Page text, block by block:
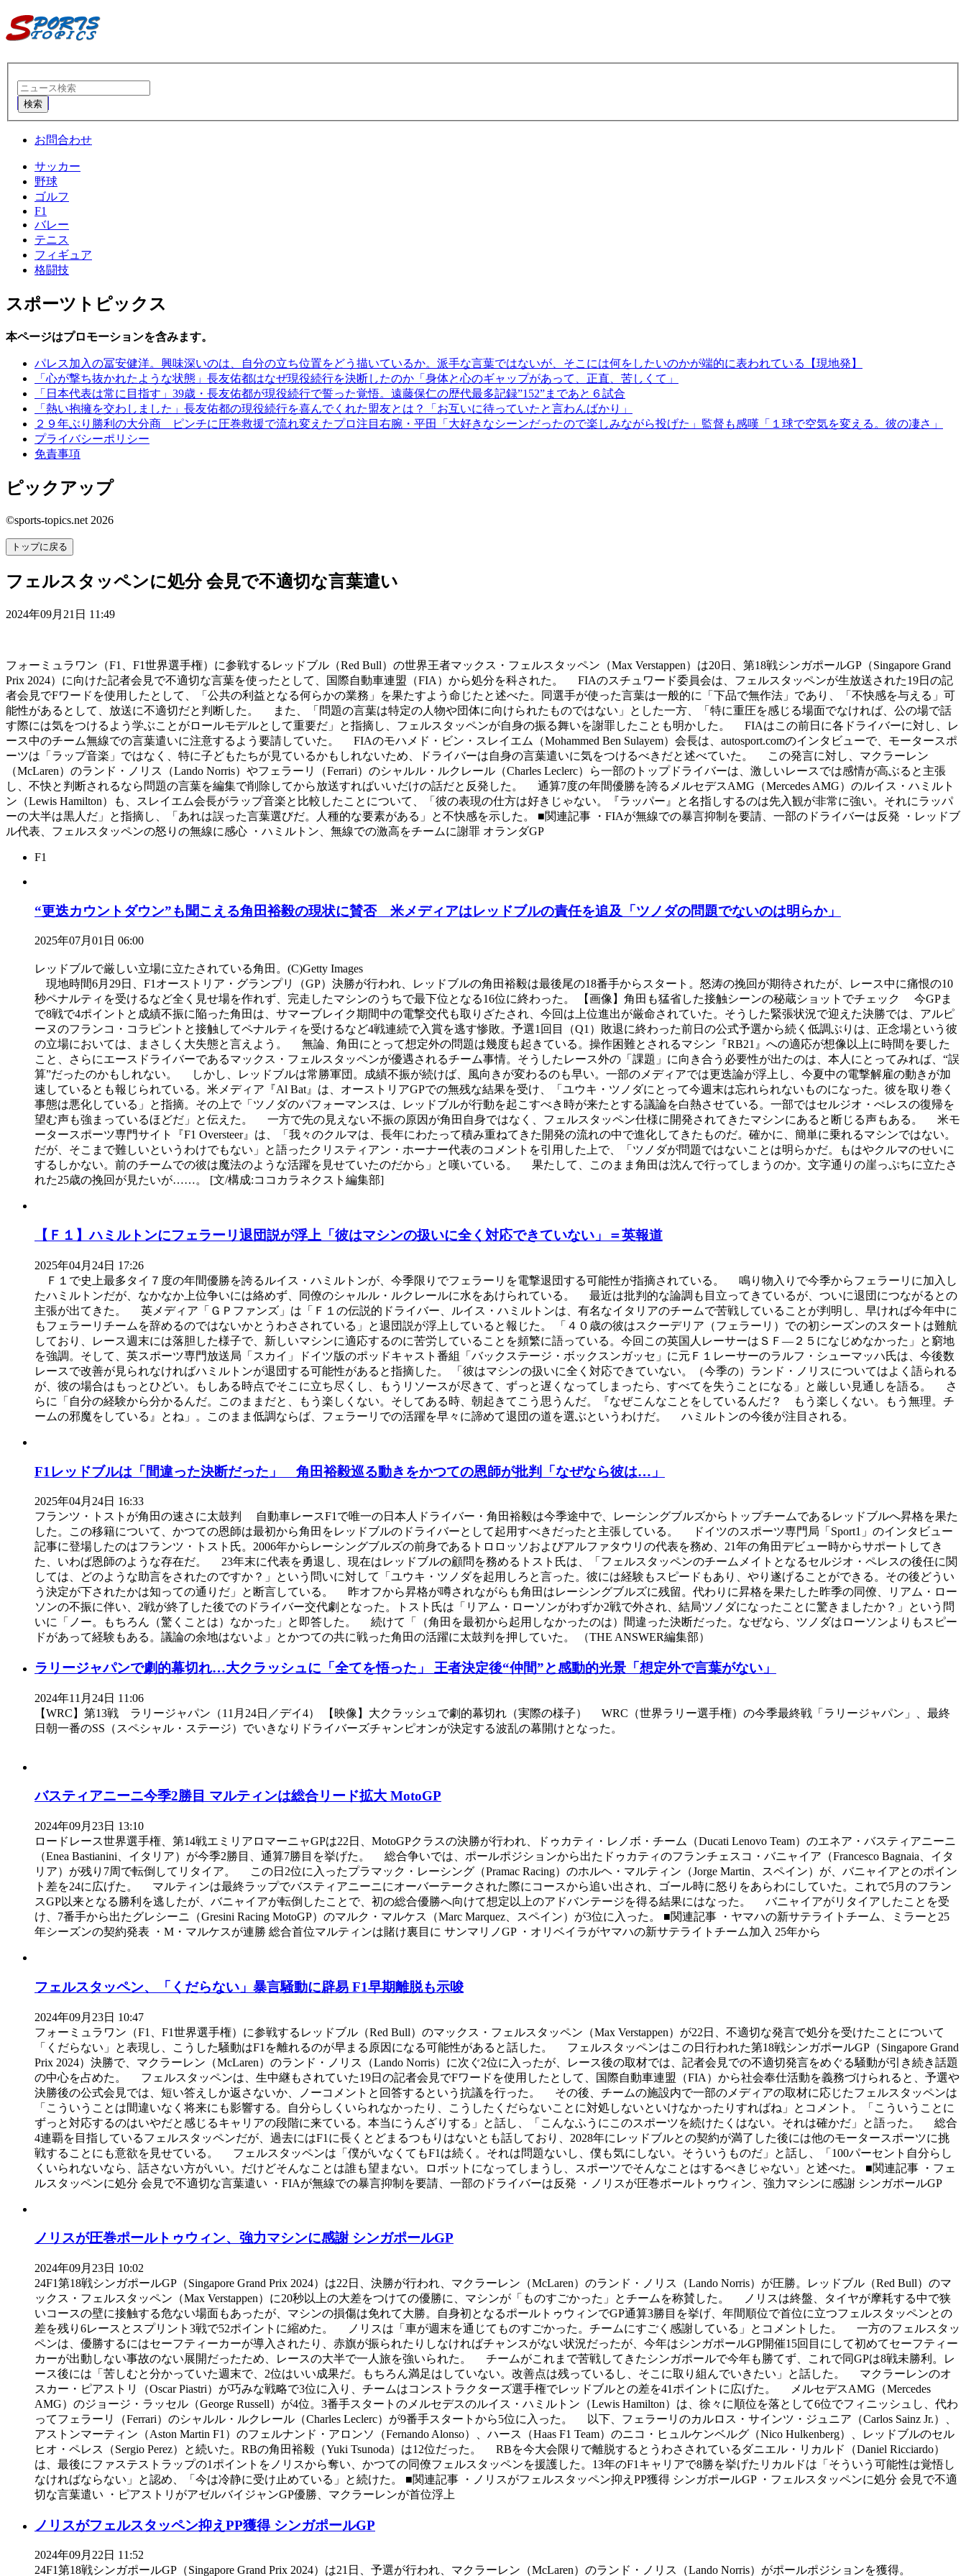
検索
お問合わせ
サッカー
野球
ゴルフ
F1
バレー
テニス
フィギュア
格闘技
スポーツトピックス
本ページはプロモーションを含みます。
パレス加入の冨安健洋。興味深いのは、自分の立ち位置をどう描いているか。派手な言葉ではないが、そこには何をしたいのかが端的に表われている【現地発】
「心が撃ち抜かれたような状態」長友佑都はなぜ現役続行を決断したのか「身体と心のギャップがあって、正直、苦しくて」
「日本代表は常に目指す」39歳・長友佑都が現役続行で誓った覚悟。遠藤保仁の歴代最多記録”152”まであと６試合
「熱い抱擁を交わしました」長友佑都の現役続行を喜んでくれた盟友とは？「お互いに待っていたと言わんばかり」
２９年ぶり勝利の大分商 ピンチに圧巻救援で流れ変えたプロ注目右腕・平田「大好きなシーンだったので楽しみながら投げた」監督も感嘆「１球で空気を変える。彼の凄さ」
プライバシーポリシー
免責事項
ピックアップ
©sports-topics.net 2026
トップに戻る
フェルスタッペンに処分 会見で不適切な言葉遣い
2024年09月21日 11:49
フォーミュラワン（F1、F1世界選手権）に参戦するレッドブル（Red Bull）の世界王者マックス・フェルスタッペン（Max Verstappen）は20日、第18戦シンガポールGP（Singapore Grand
Prix 2024）に向けた記者会見で不適切な言葉を使ったとして、国際自動車連盟（FIA）から処分を科された。 FIAのスチュワード委員会は、フェルスタッペンが生放送された19日の記
者会見でFワードを使用したとして、「公共の利益となる何らかの業務」を果たすよう命じたと述べた。同選手が使った言葉は一般的に「下品で無作法」であり、「不快感を与える」可
能性があるとして、放送に不適切だと判断した。 また、「問題の言葉は特定の人物や団体に向けられたものではない」とした一方、「特に重圧を感じる場面でなければ、公の場で話
す際には気をつけるよう学ぶことがロールモデルとして重要だ」と指摘し、フェルスタッペンが自身の振る舞いを謝罪したことも明かした。 FIAはこの前日に各ドライバーに対し、レ
ース中のチーム無線での言葉遣いに注意するよう要請していた。 FIAのモハメド・ビン・スレイエム（Mohammed Ben Sulayem）会長は、autosport.comのインタビューで、モータースポ
ーツは「ラップ音楽」ではなく、特に子どもたちが見ているかもしれないため、ドライバーは自身の言葉遣いに気をつけるべきだと述べていた。 この発言に対し、マクラーレン
（McLaren）のランド・ノリス（Lando Norris）やフェラーリ（Ferrari）のシャルル・ルクレール（Charles Leclerc）ら一部のトップドライバーは、激しいレースでは感情が高ぶると主張
し、不快と判断されるなら問題の言葉を編集で削除してから放送すればいいだけの話だと反発した。 通算7度の年間優勝を誇るメルセデスAMG（Mercedes AMG）のルイス・ハミルト
ン（Lewis Hamilton）も、スレイエム会長がラップ音楽と比較したことについて、「彼の表現の仕方は好きじゃない。『ラッパー』と名指しするのは先入観が非常に強い。それにラッパ
ーの大半は黒人だ」と指摘し、「あれは誤った言葉選びだ。人種的な要素がある」と不快感を示した。 ■関連記事 ・FIAが無線での暴言抑制を要請、一部のドライバーは反発 ・レッドブ
ル代表、フェルスタッペンの怒りの無線に感心 ・ハミルトン、無線での激高をチームに謝罪 オランダGP
F1
“更迭カウントダウン”も聞こえる角田裕毅の現状に賛否 米メディアはレッドブルの責任を追及「ツノダの問題でないのは明らか」
2025年07月01日 06:00
レッドブルで厳しい立場に立たされている角田。(C)Getty Images
現地時間6月29日、F1オーストリア・グランプリ（GP）決勝が行われ、レッドブルの角田裕毅は最後尾の18番手からスタート。怒涛の挽回が期待されたが、レース中に痛恨の10
秒ペナルティを受けるなど全く見せ場を作れず、完走したマシンのうちで最下位となる16位に終わった。 【画像】角田も猛省した接触シーンの秘蔵ショットでチェック 今GPま
で8戦で4ポイントと成績不振に陥った角田は、サマーブレイク期間中の電撃交代も取りざたされ、今回は上位進出が厳命されていた。そうした緊張状況で迎えた決勝では、アルピ
ーヌのフランコ・コラピントと接触してペナルティを受けるなど4戦連続で入賞を逃す惨敗。予選1回目（Q1）敗退に終わった前日の公式予選から続く低調ぶりは、正念場という彼
の立場においては、まさしく大失態と言えよう。 無論、角田にとって想定外の問題は幾度も起きている。操作困難とされるマシン『RB21』への適応が想像以上に時間を要した
こと、さらにエースドライバーであるマックス・フェルスタッペンが優遇されるチーム事情。そうしたレース外の「課題」に向き合う必要性が出たのは、本人にとってみれば、“誤
算”だったのかもしれない。 しかし、レッドブルは常勝軍団。成績不振が続けば、風向きが変わるのも早い。一部のメディアでは更迭論が浮上し、今夏中の電撃解雇の動きが加
速しているとも報じられている。米メディア『Al Bat』は、オーストリアGPでの無残な結果を受け、「ユウキ・ツノダにとって今週末は忘れられないものになった。彼を取り巻く
事態は悪化している」と指摘。その上で「ツノダのパフォーマンスは、レッドブルが行動を起こすべき時が来たとする議論を白熱させている。一部ではセルジオ・ぺレスの復帰を
望む声も強まっているほどだ」と伝えた。 一方で先の見えない不振の原因が角田自身ではなく、フェルスタッペン仕様に開発されてきたマシンにあると断じる声もある。 米モ
ータースポーツ専門サイト『F1 Oversteer』は、「我々のクルマは、長年にわたって積み重ねてきた開発の流れの中で進化してきたものだ。確かに、簡単に乗れるマシンではない。
だが、そこまで難しいというわけでもない」と語ったクリスティアン・ホーナー代表のコメントを引用した上で、「ツノダが問題ではないことは明らかだ。もはやクルマのせいに
するしかない。前のチームでの彼は魔法のような活躍を見せていたのだから」と嘆いている。 果たして、このまま角田は沈んで行ってしまうのか。文字通りの崖っぷちに立たさ
れた25歳の挽回が見たいが……。 [文/構成:ココカラネクスト編集部]
【Ｆ１】ハミルトンにフェラーリ退団説が浮上「彼はマシンの扱いに全く対応できていない」＝英報道
2025年04月24日 17:26
Ｆ１で史上最多タイ７度の年間優勝を誇るルイス・ハミルトンが、今季限りでフェラーリを電撃退団する可能性が指摘されている。 鳴り物入りで今季からフェラーリに加入し
たハミルトンだが、なかなか上位争いには絡めず、同僚のシャルル・ルクレールに水をあけられている。 最近は批判的な論調も目立ってきているが、ついに退団につながるとの
主張が出てきた。 英メディア「ＧＰファンズ」は「Ｆ１の伝説的ドライバー、ルイス・ハミルトンは、有名なイタリアのチームで苦戦していることが判明し、早ければ今年中に
もフェラーリチームを辞めるのではないかとうわさされている」と退団説が浮上していると報じた。 「４０歳の彼はスクーデリア（フェラーリ）での初シーズンのスタートは難航
しており、レース週末には落胆した様子で、新しいマシンに適応するのに苦労していることを頻繁に語っている。今回この英国人レーサーはＳＦ―２５になじめなかった」と窮地
を強調。そして、英スポーツ専門放送局「スカイ」ドイツ版のポッドキャスト番組「バックステージ・ボックスンガッセ」に元Ｆ１レーサーのラルフ・シューマッハ氏は、今後数
レースで改善が見られなければハミルトンが退団する可能性があると指摘した。 「彼はマシンの扱いに全く対応できていない。（今季の）ランド・ノリスについてはよく語られる
が、彼の場合はもっとひどい。もしある時点でそこに立ち尽くし、もうリソースが尽きて、ずっと遅くなってしまったら、すべてを失うことになる」と厳しい見通しを語る。 さ
らに「自分の経験から分かるんだ。このままだと、もう楽しくない。そしてある時、朝起きてこう思うんだ。『なぜこんなことをしているんだ？ もう楽しくない。もう無理。チ
ームの邪魔をしている』とね」。このまま低調ならば、フェラーリでの活躍を早々に諦めて退団の道を選ぶというわけだ。 ハミルトンの今後が注目される。
F1レッドブルは「間違った決断だった」 角田裕毅巡る動きをかつての恩師が批判「なぜなら彼は…」
2025年04月24日 16:33
フランツ・トストが角田の速さに太鼓判 自動車レースF1で唯一の日本人ドライバー・角田裕毅は今季途中で、レーシングブルズからトップチームであるレッドブルへ昇格を果た
した。この移籍について、かつての恩師は最初から角田をレッドブルのドライバーとして起用すべきだったと主張している。 ドイツのスポーツ専門局「Sport1」のインタビュー
記事に登場したのはフランツ・トスト氏。2006年からレーシングブルズの前身であるトロロッソおよびアルファタウリの代表を務め、21年の角田デビュー時からサポートしてき
た、いわば恩師のような存在だ。 23年末に代表を勇退し、現在はレッドブルの顧問を務めるトスト氏は、「フェルスタッペンのチームメイトとなるセルジオ・ペレスの後任に関
しては、どのような助言をされたのですか？」という問いに対して「ユウキ・ツノダを起用しろと言った。彼には経験もスピードもあり、やり遂げることができる。その後どうい
う決定が下されたかは知っての通りだ」と断言している。 昨オフから昇格が噂されながらも角田はレーシングブルズに残留。代わりに昇格を果たした昨季の同僚、リアム・ロー
ソンの不振に伴い、2戦が終了した後でのドライバー交代劇となった。トスト氏は「リアム・ローソンがわずか2戦で外され、結局ツノダになったことに驚きましたか？」という問
いに「ノー。もちろん（驚くことは）なかった」と即答した。 続けて「（角田を最初から起用しなかったのは）間違った決断だった。なぜなら、ツノダはローソンよりもスピー
ドがあって経験もある。議論の余地はないよ」とかつての共に戦った角田の活躍に太鼓判を押していた。 （THE ANSWER編集部）
ラリージャパンで劇的幕切れ…大クラッシュに「全てを悟った」 王者決定後“仲間”と感動的光景「想定外で言葉がない」
2024年11月24日 11:06
【WRC】第13戦 ラリージャパン（11月24日／デイ4） 【映像】大クラッシュで劇的幕切れ（実際の様子） WRC（世界ラリー選手権）の今季最終戦「ラリージャパン」、最終
日朝一番のSS（スペシャル・ステージ）でいきなりドライバーズチャンピオンが決定する波乱の幕開けとなった。
バスティアニーニ今季2勝目 マルティンは総合リード拡大 MotoGP
2024年09月23日 13:10
ロードレース世界選手権、第14戦エミリアロマーニャGPは22日、MotoGPクラスの決勝が行われ、ドゥカティ・レノボ・チーム（Ducati Lenovo Team）のエネア・バスティアニーニ
（Enea Bastianini、イタリア）が今季2勝目、通算7勝目を挙げた。 総合争いでは、ポールポジションから出たドゥカティのフランチェスコ・バニャイア（Francesco Bagnaia、イタ
リア）が残り7周で転倒してリタイア。 この日2位に入ったプラマック・レーシング（Pramac Racing）のホルヘ・マルティン（Jorge Martin、スペイン）が、バニャイアとのポイン
ト差を24に広げた。 マルティンは最終ラップでバスティアニーニにオーバーテークされた際にコースから追い出され、ゴール時に怒りをあらわにしていた。これで5月のフラン
スGP以来となる勝利を逃したが、バニャイアが転倒したことで、初の総合優勝へ向けて想定以上のアドバンテージを得る結果にはなった。 バニャイアがリタイアしたことを受
け、7番手から出たグレシーニ（Gresini Racing MotoGP）のマルク・マルケス（Marc Marquez、スペイン）が3位に入った。 ■関連記事 ・ヤマハの新サテライトチーム、ミラーと25
年シーズンの契約発表 ・M・マルケスが連勝 総合首位マルティンは賭け裏目に サンマリノGP ・オリベイラがヤマハの新サテライトチーム加入 25年から
フェルスタッペン、「くだらない」暴言騒動に辟易 F1早期離脱も示唆
2024年09月23日 10:47
フォーミュラワン（F1、F1世界選手権）に参戦するレッドブル（Red Bull）のマックス・フェルスタッペン（Max Verstappen）が22日、不適切な発言で処分を受けたことについて
「くだらない」と表現し、こうした騒動はF1を離れるのが早まる原因になる可能性があると話した。 フェルスタッペンはこの日行われた第18戦シンガポールGP（Singapore Grand
Prix 2024）決勝で、マクラーレン（McLaren）のランド・ノリス（Lando Norris）に次ぐ2位に入ったが、レース後の取材では、記者会見での不適切発言をめぐる騒動が引き続き話題
の中心を占めた。 フェルスタッペンは、生中継もされていた19日の記者会見でFワードを使用したとして、国際自動車連盟（FIA）から社会奉仕活動を義務づけられると、予選や
決勝後の公式会見では、短い答えしか返さないか、ノーコメントと回答するという抗議を行った。 その後、チームの施設内で一部のメディアの取材に応じたフェルスタッペンは
「こういうことは間違いなく将来にも影響する。自分らしくいられなかったり、こうしたくだらないことに対処しないといけなかったりすればね」とコメント。「こういうことに
ずっと対応するのはいやだと感じるキャリアの段階に来ている。本当にうんざりする」と話し、「こんなふうにこのスポーツを続けたくはない。それは確かだ」と語った。 総合
4連覇を目指しているフェルスタッペンだが、過去にはF1に長くとどまるつもりはないとも話しており、2028年にレッドブルとの契約が満了した後には他のモータースポーツに挑
戦することにも意欲を見せている。 フェルスタッペンは「僕がいなくてもF1は続く。それは問題ないし、僕も気にしない。そういうものだ」と話し、「100パーセント自分らし
くいられないなら、話さない方がいい。だけどそんなことは誰も望まない。ロボットになってしまうし、スポーツでそんなことはするべきじゃない」と述べた。 ■関連記事 ・フェ
ルスタッペンに処分 会見で不適切な言葉遣い ・FIAが無線での暴言抑制を要請、一部のドライバーは反発 ・ノリスが圧巻ポールトゥウィン、強力マシンに感謝 シンガポールGP
ノリスが圧巻ポールトゥウィン、強力マシンに感謝 シンガポールGP
2024年09月23日 10:02
24F1第18戦シンガポールGP（Singapore Grand Prix 2024）は22日、決勝が行われ、マクラーレン（McLaren）のランド・ノリス（Lando Norris）が圧勝。レッドブル（Red Bull）のマ
ックス・フェルスタッペン（Max Verstappen）に20秒以上の大差をつけての優勝に、マシンが「ものすごかった」とチームを称賛した。 ノリスは終盤、タイヤが摩耗する中で狭
いコースの壁に接触する危ない場面もあったが、マシンの損傷は免れて大勝。自身初となるポールトゥウィンでGP通算3勝目を挙げ、年間順位で首位に立つフェルスタッペンとの
差を残り6レースとスプリント3戦で52ポイントに縮めた。 ノリスは「車が週末を通じてものすごかった。チームにすごく感謝している」とコメントした。 一方のフェルスタッ
ペンは、優勝するにはセーフティーカーが導入されたり、赤旗が振られたりしなければチャンスがない状況だったが、今年はシンガポールGP開催15回目にして初めてセーフティー
カーが出動しない事故のない展開だったため、レースの大半で一人旅を強いられた。 チームがこれまで苦戦してきたシンガポールで今年も勝てず、これで同GPは8戦未勝利。レ
ース後には「苦しむと分かっていた週末で、2位はいい成果だ。もちろん満足はしていない。改善点は残っているし、そこに取り組んでいきたい」と話した。 マクラーレンのオ
スカー・ピアストリ（Oscar Piastri）が巧みな戦略で3位に入り、チームはコンストラクターズ選手権でレッドブルとの差を41ポイントに広げた。 メルセデスAMG（Mercedes
AMG）のジョージ・ラッセル（George Russell）が4位。3番手スタートのメルセデスのルイス・ハミルトン（Lewis Hamilton）は、徐々に順位を落として6位でフィニッシュし、代わ
ってフェラーリ（Ferrari）のシャルル・ルクレール（Charles Leclerc）が9番手スタートから5位に入った。 以下、フェラーリのカルロス・サインツ・ジュニア（Carlos Sainz Jr.）、
アストンマーティン（Aston Martin F1）のフェルナンド・アロンソ（Fernando Alonso）、ハース（Haas F1 Team）のニコ・ヒュルケンベルグ（Nico Hulkenberg）、レッドブルのセル
ヒオ・ペレス（Sergio Perez）と続いた。RBの角田裕毅（Yuki Tsunoda）は12位だった。 RBを今大会限りで離脱するとうわさされているダニエル・リカルド（Daniel Ricciardo）
は、最後にファステストラップの1ポイントをノリスから奪い、かつての同僚フェルスタッペンを援護した。13年のF1キャリアで8勝を挙げたリカルドは「そういう可能性は覚悟し
なければならない」と認め、「今は冷静に受け止めている」と続けた。 ■関連記事 ・ノリスがフェルスタッペン抑えPP獲得 シンガポールGP ・フェルスタッペンに処分 会見で不適
切な言葉遣い ・ピアストリがアゼルバイジャンGP優勝、マクラーレンが首位浮上
ノリスがフェルスタッペン抑えPP獲得 シンガポールGP
2024年09月22日 11:52
24F1第18戦シンガポールGP（Singapore Grand Prix 2024）は21日、予選が行われ、マクラーレン（McLaren）のランド・ノリス（Lando Norris）がポールポジションを獲得。